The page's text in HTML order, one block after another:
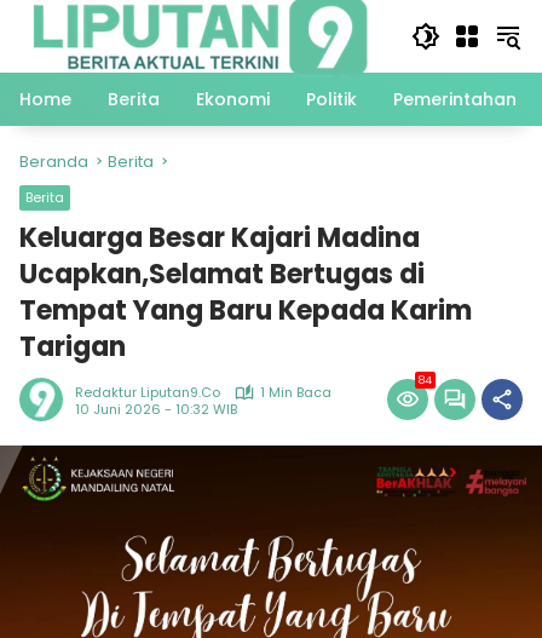
Langsung
Home
Berita Ekonomi Politik Pemerintahan
Beranda Berita
Berita
Keluarga Besar Kajari Madina
Ucapkan,Selamat Bertugas di
Tempat Yang Baru Kepada Karim
Tarigan
Redaktur Liputan9.co
1 Min Baca
10 Juni 2026 - 10:32 WIB
84